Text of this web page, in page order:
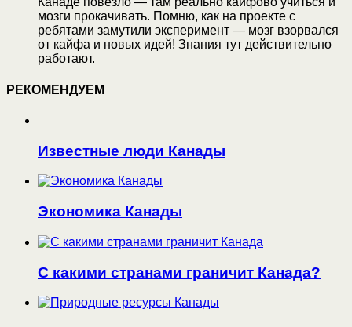
мозги прокачивать. Помню, как на проекте с
ребятами замутили эксперимент — мозг взорвался
от кайфа и новых идей! Знания тут действительно
работают.
РЕКОМЕНДУЕМ
Известные люди Канады
Экономика Канады
С какими странами граничит Канада?